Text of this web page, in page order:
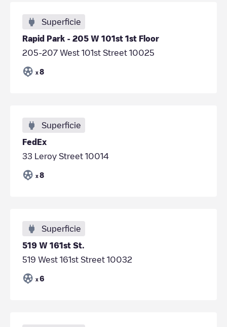
Superficie
Rapid Park - 205 W 101st 1st Floor
205-207 West 101st Street 10025
x 8
Superficie
FedEx
33 Leroy Street 10014
x 8
Superficie
519 W 161st St.
519 West 161st Street 10032
x 6